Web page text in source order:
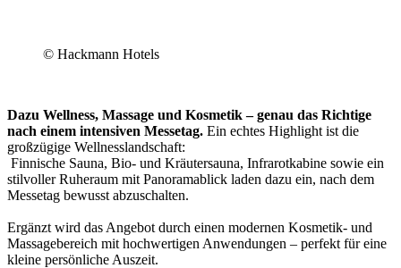
© Hackmann Hotels
Dazu Wellness, Massage und Kosmetik – genau das Richtige
nach einem intensiven Messetag. Ein echtes Highlight ist die
großzügige Wellnesslandschaft:
Finnische Sauna, Bio- und Kräutersauna, Infrarotkabine sowie ein
stilvoller Ruheraum mit Panoramablick laden dazu ein, nach dem
Messetag bewusst abzuschalten.
Ergänzt wird das Angebot durch einen modernen Kosmetik- und
Massagebereich mit hochwertigen Anwendungen – perfekt für eine
kleine persönliche Auszeit.